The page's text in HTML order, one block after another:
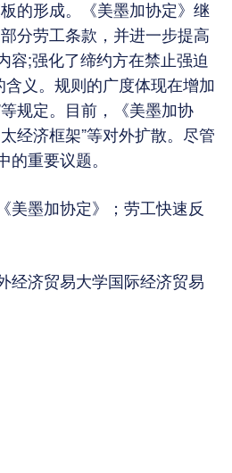
的形成。《美墨加协定》继
分劳工条款，并进一步提高
容;强化了缔约方在禁止强迫
义。规则的广度体现在增加
规定。目前，《美墨加协
经济框架”等对外扩散。尽管
重要议题。
美墨加协定》；劳工快速反
经济贸易大学国际经济贸易